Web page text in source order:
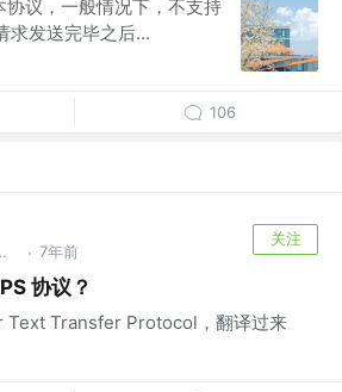
议，一般情况下，不支持
求发送完毕之后...
106
拜科技 · 7年前
关注
协议？
Text Transfer Protocol，翻译过来